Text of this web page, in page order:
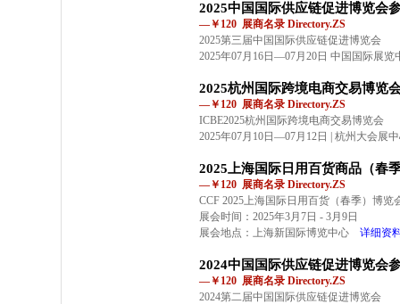
2025中国国际供应链促进博览会
—￥120 展商名录 Directory.ZS
2025第三届中国国际供应链促进博览会
2025年07月16日—07月20日 中国国际展览
2025杭州国际跨境电商交易博览
—￥120 展商名录 Directory.ZS
ICBE2025杭州国际跨境电商交易博览会
2025年07月10日—07月12日 | 杭州大会展
2025上海国际日用百货商品（春
—￥120 展商名录 Directory.ZS
CCF 2025上海国际日用百货（春季）博览
展会时间：2025年3月7日 - 3月9日
展会地点：上海新国际博览中心
详细资
2024中国国际供应链促进博览会
—￥120 展商名录 Directory.ZS
2024第二届中国国际供应链促进博览会